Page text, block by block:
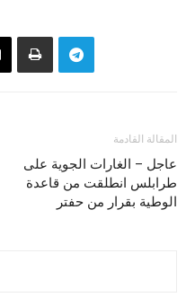
المقالة القادمة
عاجل – الغارات الجوية على
طرابلس انطلقت من قاعدة
الوطية بقرار من حفتر